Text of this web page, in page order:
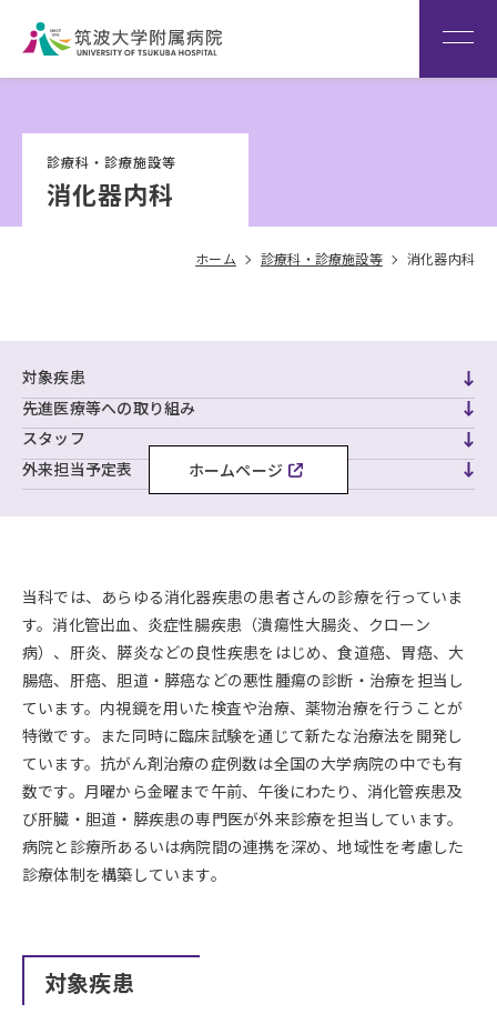
患者さん専用回線
（※本院は全科予約制です）
Language
診療科・診療施設等
消化器内科
ホーム 診療科・診療施設等 消化器内科
対象疾患
先進医療等への取り組み
スタッフ
外来担当予定表
ホームページ
当科では、あらゆる消化器疾患の患者さんの診療を行っていま
す。消化管出血、炎症性腸疾患（潰瘍性大腸炎、クローン
病）、肝炎、膵炎などの良性疾患をはじめ、食道癌、胃癌、大
腸癌、肝癌、胆道・膵癌などの悪性腫瘍の診断・治療を担当し
ています。内視鏡を用いた検査や治療、薬物治療を行うことが
特徴です。また同時に臨床試験を通じて新たな治療法を開発し
ています。抗がん剤治療の症例数は全国の大学病院の中でも有
数です。月曜から金曜まで午前、午後にわたり、消化管疾患及
び肝臓・胆道・膵疾患の専門医が外来診療を担当しています。
病院と診療所あるいは病院間の連携を深め、地域性を考慮した
診療体制を構築しています。
対象疾患